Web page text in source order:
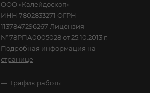
ООО «Калейдоскоп»
ИНН 7802833271 ОГРН
1137847296267 Лицензия
№78РПА0005028 от 25.10.2013 г.
Подробная информация на
странице
График работы